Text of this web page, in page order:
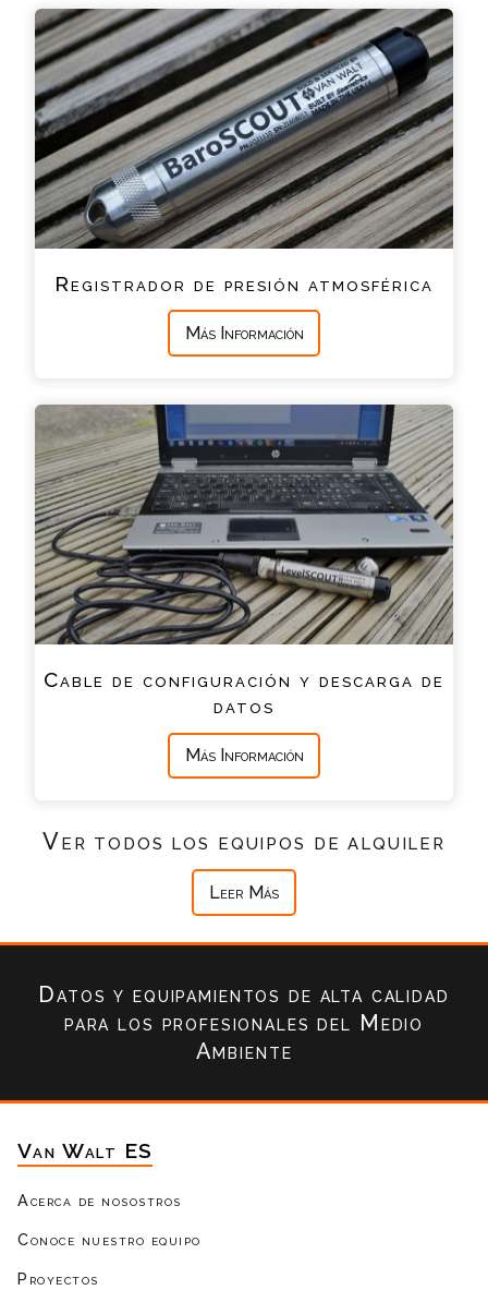
Registrador de presión atmosférica
Más Información
Cable de configuración y descarga de
datos
Más Información
Ver todos los equipos de alquiler
Leer Más
Datos y equipamientos de alta calidad
para los profesionales del Medio
Ambiente
Van Walt ES
Acerca de nosostros
Conoce nuestro equipo
Proyectos